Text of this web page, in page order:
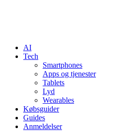
AI
Tech
Smartphones
Apps og tjenester
Tablets
Lyd
Wearables
Købsguider
Guides
Anmeldelser